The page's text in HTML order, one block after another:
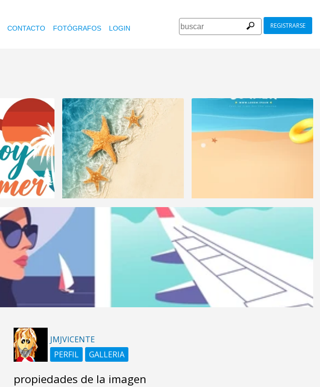
CONTACTO FOTÓGRAFOS LOGIN REGISTRARSE
JMJVICENTE
PERFIL
GALLERIA
propiedades de la imagen